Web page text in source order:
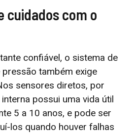
cuidados com o
confiável, o sistema de
também exige
sensores diretos, por
interna possui uma vida útil
5 a 10 anos, e pode ser
los quando houver falhas